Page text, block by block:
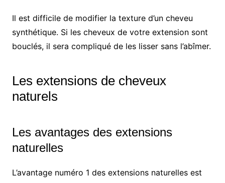
Il est difficile de modifier la texture d’un cheveu
synthétique. Si les cheveux de votre extension sont
bouclés, il sera compliqué de les lisser sans l’abîmer.
Les extensions de cheveux
naturels
Les avantages des extensions
naturelles
L’avantage numéro 1 des extensions naturelles est